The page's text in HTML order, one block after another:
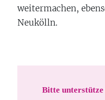
weitermachen,
Neukölln.
Bitte